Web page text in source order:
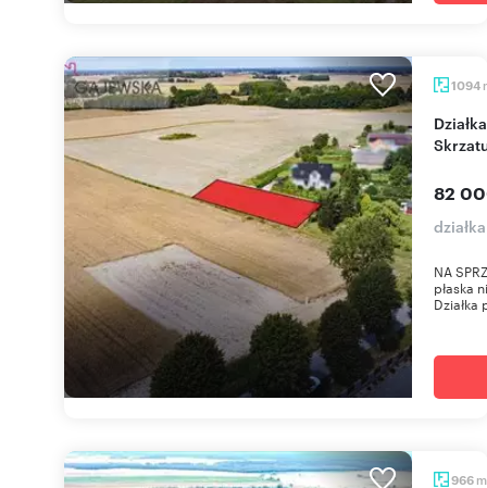
1094
Działka 1094 m² z warunkami zabudowy -
82
NA
płaska
Działka
966 m